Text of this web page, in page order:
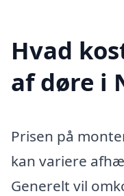
Hvad
af døre i
Prisen på
kan variere
Generelt vil